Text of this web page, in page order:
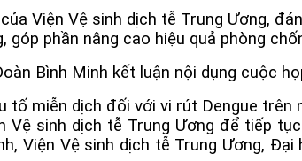
Viện Vệ sinh dịch tễ Trung Ương,
phần nâng cao hiệu quả phòng
Bình Minh kết luận nội dụng cuộc
tố miễn dịch đối với vi rút Dengue
Vệ sinh dịch tễ Trung Ương để tiếp
Viện Vệ sinh dịch tễ Trung Ương,